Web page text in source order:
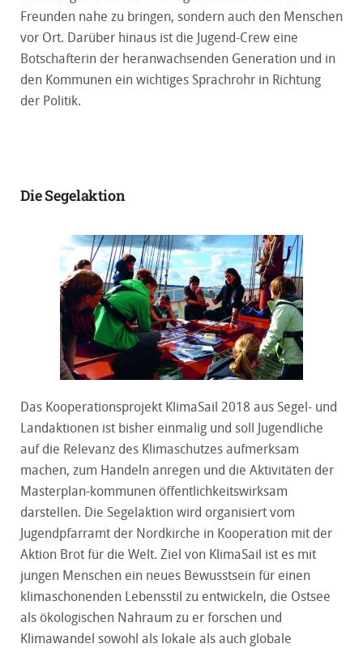
Freunden nahe zu bringen, sondern auch den Menschen
vor Ort. Darüber hinaus ist die Jugend-Crew eine
Botschafterin der heranwachsenden Generation und in
den Kommunen ein wichtiges Sprachrohr in Richtung
der Politik.
Die Segelaktion
Das Kooperationsprojekt KlimaSail 2018 aus Segel- und
Landaktionen ist bisher einmalig und soll Jugendliche
auf die Relevanz des Klimaschutzes aufmerksam
machen, zum Handeln anregen und die Aktivitäten der
Masterplan-kommunen öffentlichkeitswirksam
darstellen. Die Segelaktion wird organisiert vom
Jugendpfarramt der Nordkirche in Kooperation mit der
Aktion Brot für die Welt. Ziel von KlimaSail ist es mit
jungen Menschen ein neues Bewusstsein für einen
klimaschonenden Lebensstil zu entwickeln, die Ostsee
als ökologischen Nahraum zu er forschen und
Klimawandel sowohl als lokale als auch globale